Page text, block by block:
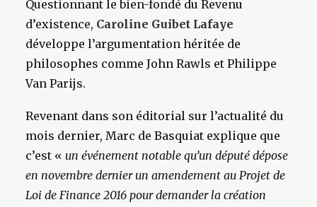
Questionnant le bien-fondé du Revenu
d’existence, Caroline Guibet Lafaye
développe l’argumentation héritée de
philosophes comme John Rawls et Philippe
Van Parijs.
Revenant dans son éditorial sur l’actualité du
mois dernier, Marc de Basquiat explique que
c’est « un événement notable qu’un député dépose
en novembre dernier un amendement au Projet de
Loi de Finance 2016 pour demander la création